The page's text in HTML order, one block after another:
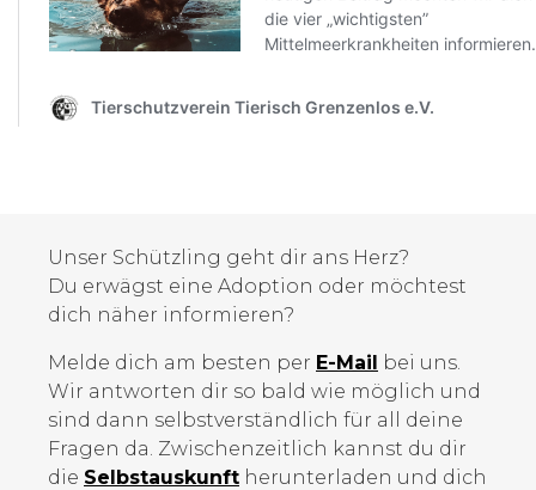
Unser Schützling geht dir ans Herz?
Du erwägst eine Adoption oder möchtest
dich näher informieren?
Melde dich am besten per E-Mail bei uns.
Wir antworten dir so bald wie möglich und
sind dann selbstverständlich für all deine
Fragen da. Zwischenzeitlich kannst du dir
die Selbstauskunft herunterladen und dich